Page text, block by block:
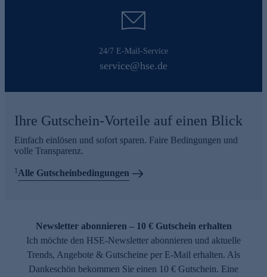
24/7 E-Mail-Service
service@hse.de
Ihre Gutschein-Vorteile auf einen Blick
Einfach einlösen und sofort sparen. Faire Bedingungen und
volle Transparenz.
1Alle Gutscheinbedingungen
Newsletter abonnieren – 10 € Gutschein erhalten
Ich möchte den HSE-Newsletter abonnieren und aktuelle
Trends, Angebote & Gutscheine per E-Mail erhalten. Als
Dankeschön bekommen Sie einen 10 € Gutschein. Eine